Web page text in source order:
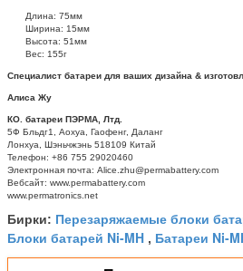
Длина: 75мм
Ширина: 15мм
Высота: 51мм
Вес: 155г
Специалист батареи для ваших дизайна &
Алиса Жу
КО. батареи ПЭРМА, Лтд.
5Ф Бльдг1, Аохуа, Гаофенг, Даланг
Лонхуа, Шэньчжэнь 518109 Китай
Телефон: +86 755 29020460
Электронная почта: Alice.zhu@permabattery.com
Вебсайт: www.permabattery.com
www.permatronics.net
Бирки: Перезаряжаемые блоки
Блоки батарей Ni-MH , Батареи Ni-